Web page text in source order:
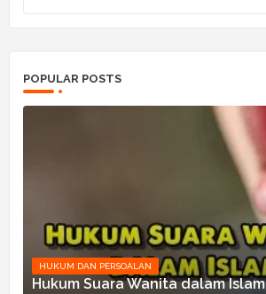
POPULAR POSTS
HUKUM DAN PERSOALAN
Hukum Suara Wanita dalam Islam